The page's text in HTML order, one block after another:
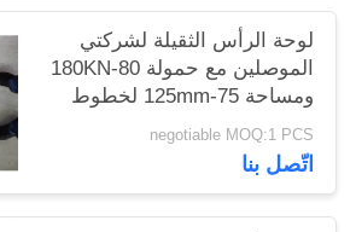
لوحة الرأس الثقيلة لشركتي
الموصلين مع حمولة 80-180KN
ومساحة 75-125mm لخطوط
نقل الجهد العالي
negotiable MOQ:1 PCS
اتّصل بنا